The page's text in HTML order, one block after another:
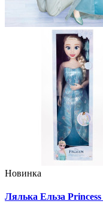
Новинка
Лялька Ельза